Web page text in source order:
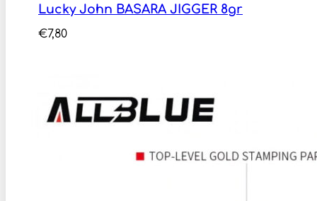
Lucky John BASARA JIGGER 8gr
€7,80